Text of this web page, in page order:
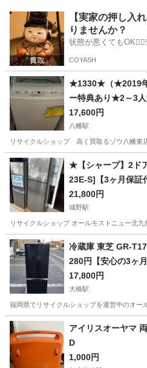
福岡 久留米市 御井駅 生活家電
【実家の押し入
りませんか？
状態が悪くても
COYASH
★1330★（★2019
ー特典あり★2～3
洗濯機７.０ｋｇ
W) 56.5㎝幅 白
17,600円
八幡駅
リサイクルショップ 高く買取るゾウ八幡
福岡 北九州市 八幡駅 生活家電
★【シャープ】2ド
23E-S]【3ヶ月保証
送時🌟代引き可💳※
済対応※
21,800円
城野駅
リサイクルショップ オールモストニュー北
福岡 北九州市 城野駅
冷蔵庫 東芝 GR-
280円【安心の3ヶ
送時💳代引き可🚚(
対応)
17,800円
大橋駅
福岡県でリサイクルショップを運営中のオ
福岡 福岡市 大橋駅 キッチン家
アイリスオーヤマ
D
1,000円